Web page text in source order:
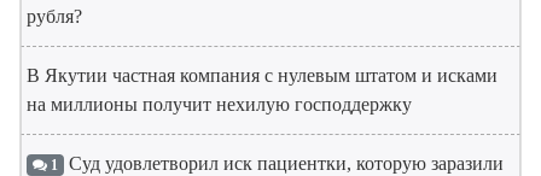
рубля?
В Якутии частная компания с нулевым штатом и исками
на миллионы получит нехилую господдержку
1 Суд удовлетворил иск пациентки, которую заразили